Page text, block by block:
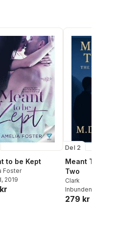
to be Kept
Foster
, 2019
Del 2
Meant To Be?
Two
Clark
Inbunden
279 kr